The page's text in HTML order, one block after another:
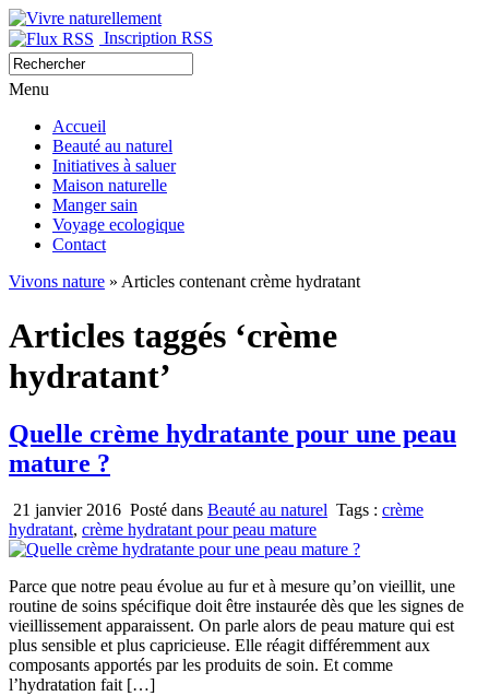
Inscription RSS
Menu
Accueil
Beauté au naturel
Initiatives à saluer
Maison naturelle
Manger sain
Voyage ecologique
Contact
Vivons nature » Articles contenant crème hydratant
Articles taggés ‘crème
hydratant’
Quelle crème hydratante pour une peau
mature ?
21 janvier 2016 Posté dans Beauté au naturel Tags : crème
hydratant, crème hydratant pour peau mature
Parce que notre peau évolue au fur et à mesure qu’on vieillit, une
routine de soins spécifique doit être instaurée dès que les signes de
vieillissement apparaissent. On parle alors de peau mature qui est
plus sensible et plus capricieuse. Elle réagit différemment aux
composants apportés par les produits de soin. Et comme
l’hydratation fait […]